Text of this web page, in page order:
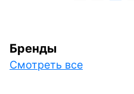
Бренды
Смотреть все